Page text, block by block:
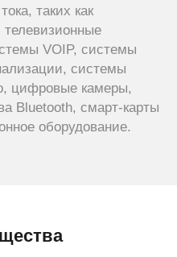
таких как
VOIP, системы
системы
цифровые камеры,
Bluetooth, смарт-карты
оборудование.